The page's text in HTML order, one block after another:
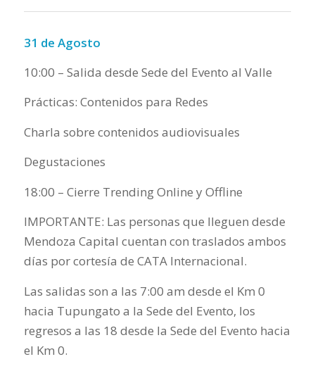
31 de Agosto
10:00 – Salida desde Sede del Evento al Valle
Prácticas: Contenidos para Redes
Charla sobre contenidos audiovisuales
Degustaciones
18:00 – Cierre Trending Online y Offline
IMPORTANTE: Las personas que lleguen desde
Mendoza Capital cuentan con traslados ambos
días por cortesía de CATA Internacional.
Las salidas son a las 7:00 am desde el Km 0
hacia Tupungato a la Sede del Evento, los
regresos a las 18 desde la Sede del Evento hacia
el Km 0.